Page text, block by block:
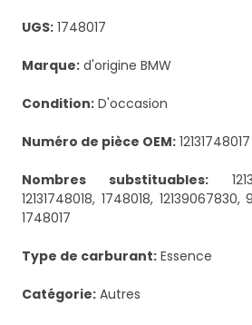
UGS: 1748017
Marque: d'origine BMW
Condition: D'occasion
Numéro de pièce OEM: 12131748017
Nombres substituables:
12131748018, 1748018, 12139067830,
1748017
Type de carburant: Essence
Catégorie: Autres